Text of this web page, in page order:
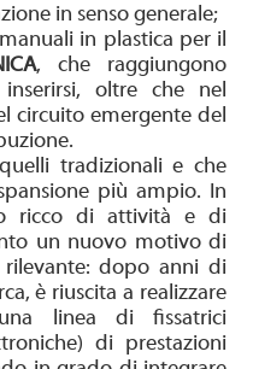
in senso generale;
in plastica per il
, che raggiungono
oltre che nel
circuito emergente del
tradizionali e che
più ampio. In
ricco di attività e di
un nuovo motivo di
dopo anni di
è riuscita a realizzare
linea di fissatrici
di prestazioni